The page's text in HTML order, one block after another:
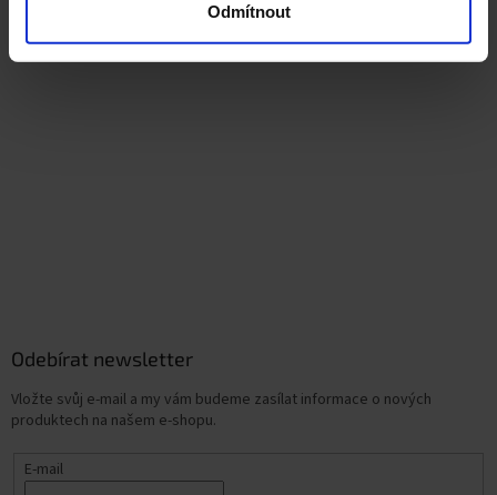
Odmítnout
Odebírat newsletter
Vložte svůj e-mail a my vám budeme zasílat informace o nových
produktech na našem e-shopu.
E-mail